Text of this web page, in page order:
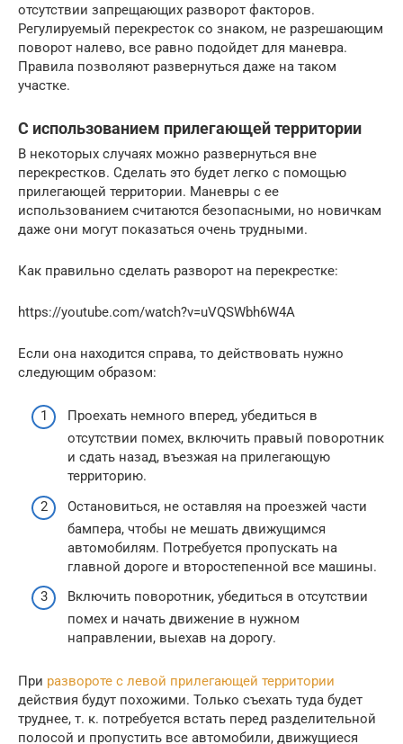
отсутствии запрещающих разворот факторов.
Регулируемый перекресток со знаком, не разрешающим
поворот налево, все равно подойдет для маневра.
Правила позволяют развернуться даже на таком
участке.
С использованием прилегающей территории
В некоторых случаях можно развернуться вне
перекрестков. Сделать это будет легко с помощью
прилегающей территории. Маневры с ее
использованием считаются безопасными, но новичкам
даже они могут показаться очень трудными.
Как правильно сделать разворот на перекрестке:
https://youtube.com/watch?v=uVQSWbh6W4A
Если она находится справа, то действовать нужно
следующим образом:
Проехать немного вперед, убедиться в
отсутствии помех, включить правый поворотник
и сдать назад, въезжая на прилегающую
территорию.
Остановиться, не оставляя на проезжей части
бампера, чтобы не мешать движущимся
автомобилям. Потребуется пропускать на
главной дороге и второстепенной все машины.
Включить поворотник, убедиться в отсутствии
помех и начать движение в нужном
направлении, выехав на дорогу.
При развороте с левой прилегающей территории
действия будут похожими. Только съехать туда будет
труднее, т. к. потребуется встать перед разделительной
полосой и пропустить все автомобили, движущиеся